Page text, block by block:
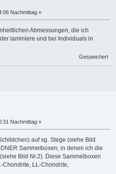
Nachmittag »
Abmessungen, die ich
laminiere und bei Individuals in
Gespeichert
Nachmittag »
auf sg. Stege (siehe Bild
Sammelboxen, in denen ich die
Bild Nr.2). Diese Sammelboxen
Chondrite, LL-Chondrite,